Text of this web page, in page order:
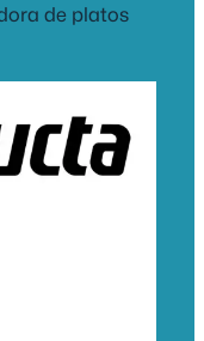
de platos